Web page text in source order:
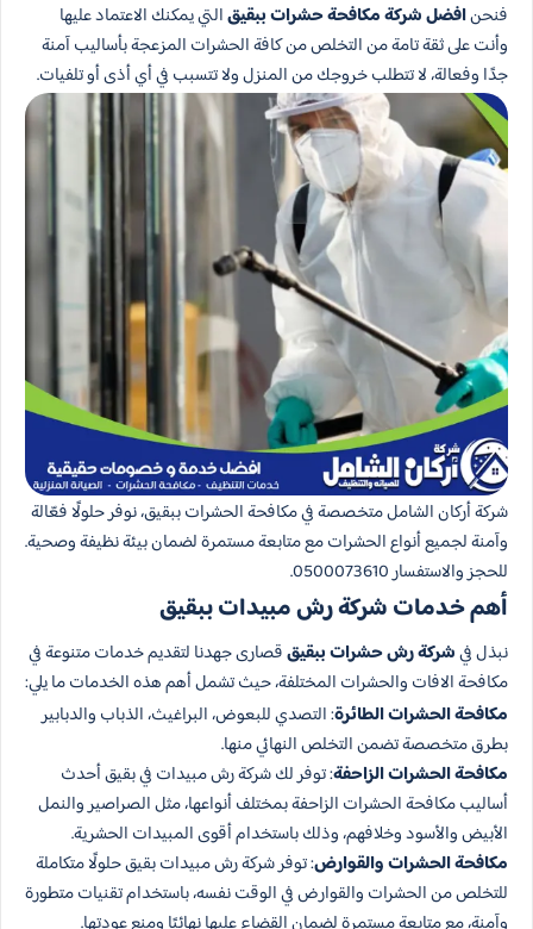
فنحنافضل شركة مكافحة حشرات​ ببقيقالتي يمكنك الاعتماد عليها
وأنت على ثقة تامة من التخلص من كافة الحشرات المزعجة بأساليب آمنة
جدًا وفعالة، لا تتطلب خروجك من المنزل ولا تتسبب في أي أذى أو تلفيات.
شركة أركان الشامل متخصصة في مكافحة الحشرات ببقيق، نوفر حلولًا فعّالة
وآمنة لجميع أنواع الحشرات مع متابعة مستمرة لضمان بيئة نظيفة وصحية.
للحجز والاستفسار 0500073610.
أهم خدمات شركة رش مبيدات ببقيق
نبذل فيشركة رش حشرات​ ببقيققصارى جهدنا لتقديم خدمات متنوعة في
مكافحة الافات​ والحشرات المختلفة، حيث تشمل أهم هذه الخدمات ما يلي:
مكافحة الحشرات الطائرة: التصدي للبعوض، البراغيث، الذباب والدبابير
بطرق متخصصة تضمن التخلص النهائي منها.
مكافحة الحشرات الزاحفة: توفر لك شركة رش مبيدات​ في بقيق أحدث
أساليب مكافحة الحشرات الزاحفة بمختلف أنواعها، مثل الصراصير والنمل
الأبيض والأسود وخلافهم، وذلك باستخدام أقوى المبيدات الحشرية.
مكافحة الحشرات والقوارض​: توفر شركة رش مبيدات​ بقيق حلولًا متكاملة
للتخلص من الحشرات والقوارض في الوقت نفسه، باستخدام تقنيات متطورة